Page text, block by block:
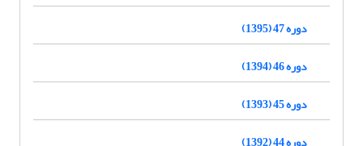
دوره 47 (1395)
دوره 46 (1394)
دوره 45 (1393)